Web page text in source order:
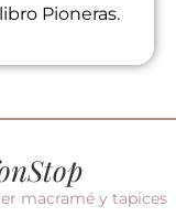
Pioneras.
macramé y tapices